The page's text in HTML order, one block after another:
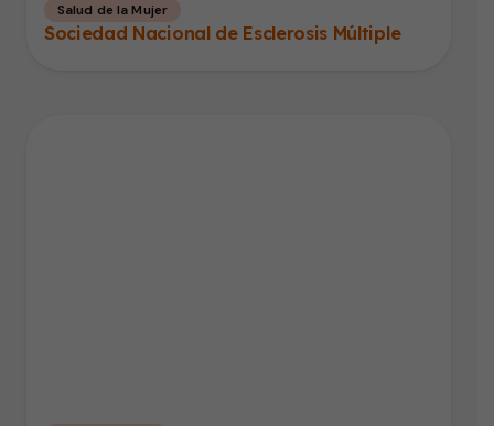
Salud de la Mujer
Sociedad Nacional de Esclerosis Múltiple